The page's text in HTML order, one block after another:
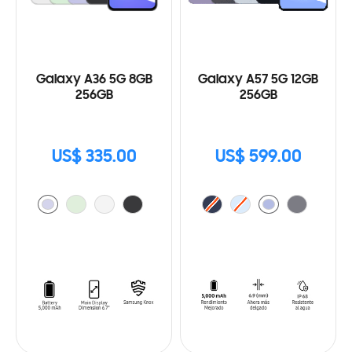
Galaxy A36 5G 8GB
256GB
US$ 335.00
Galaxy A57 5G 12GB
256GB
US$ 599.00